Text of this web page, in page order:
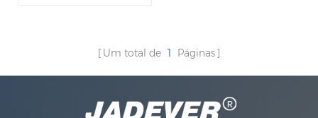
Um total de 1 Páginas